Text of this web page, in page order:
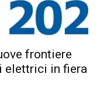
frontiere
elettrici in fiera